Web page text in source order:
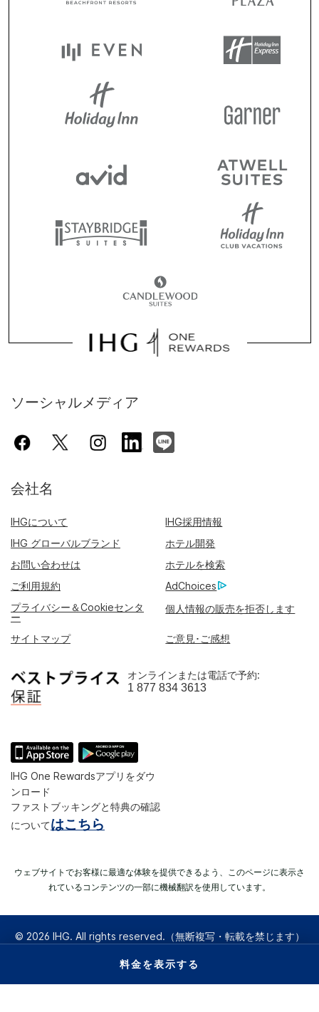
料金を表示する
ソーシャルメディア
会社名
IHGについて
IHG採用情報
IHG グローバルブランド
ホテル開発
お問い合わせは
ホテルを検索
ご利用規約
AdChoices
プライバシー＆Cookieセンタ
ー
個人情報の販売を拒否します
サイトマップ ご意見･ご感想
オンラインまたは電話で予約:
1 877 834 3613
IHG One Rewardsアプリをダウ
ンロード
ファストブッキングと特典の確認
についてはこちら
ウェブサイトでお客様に最適な体験を提供できるよう、このページに表示さ
れているコンテンツの一部に機械翻訳を使用しています。
© 2026 IHG. All rights reserved.（無断複写・転載を禁じます）